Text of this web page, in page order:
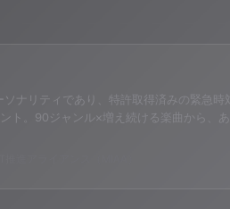
ソナリティであり、特許取得済みの緊急時
ト。90ジャンル×増え続ける楽曲から、